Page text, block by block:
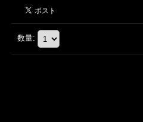
数量: